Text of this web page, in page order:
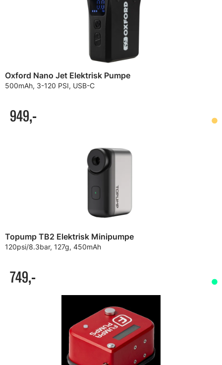
Oxford Nano Jet Elektrisk Pumpe
500mAh, 3-120 PSI, USB-C
949,-
Topump TB2 Elektrisk Minipumpe
120psi/8.3bar, 127g, 450mAh
749,-